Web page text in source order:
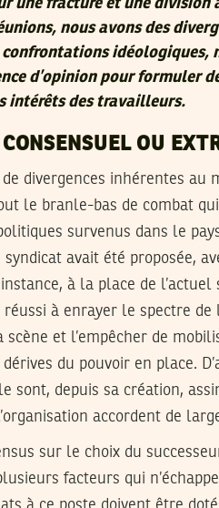
une fracture et une division
nous avons des
idéologiques,
d’opinion pour formuler
intérêts des travailleurs.
OU
de divergences inhérentes
le branle-bas de combat
survenus dans le
syndicat avait été proposée,
à la place de
réussi à enrayer le spectre
scène et l’empêcher de
du pouvoir en place.
sont, depuis sa création,
accordent de
sur le choix du
facteurs qui